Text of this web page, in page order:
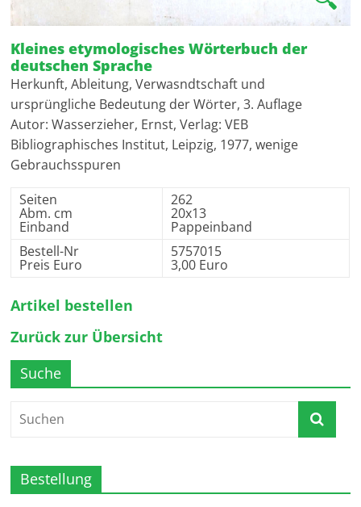
Kleines etymologisches Wörterbuch der
deutschen Sprache
Herkunft, Ableitung, Verwasndtschaft und
ursprüngliche Bedeutung der Wörter, 3. Auflage
Autor: Wasserzieher, Ernst, Verlag: VEB
Bibliographisches Institut, Leipzig, 1977, wenige
Gebrauchsspuren
Seiten
Abm. cm
Einband
262
20x13
Pappeinband
Bestell-Nr
Preis Euro
5757015
3,00 Euro
Artikel bestellen
Zurück zur Übersicht
Suche
Bestellung